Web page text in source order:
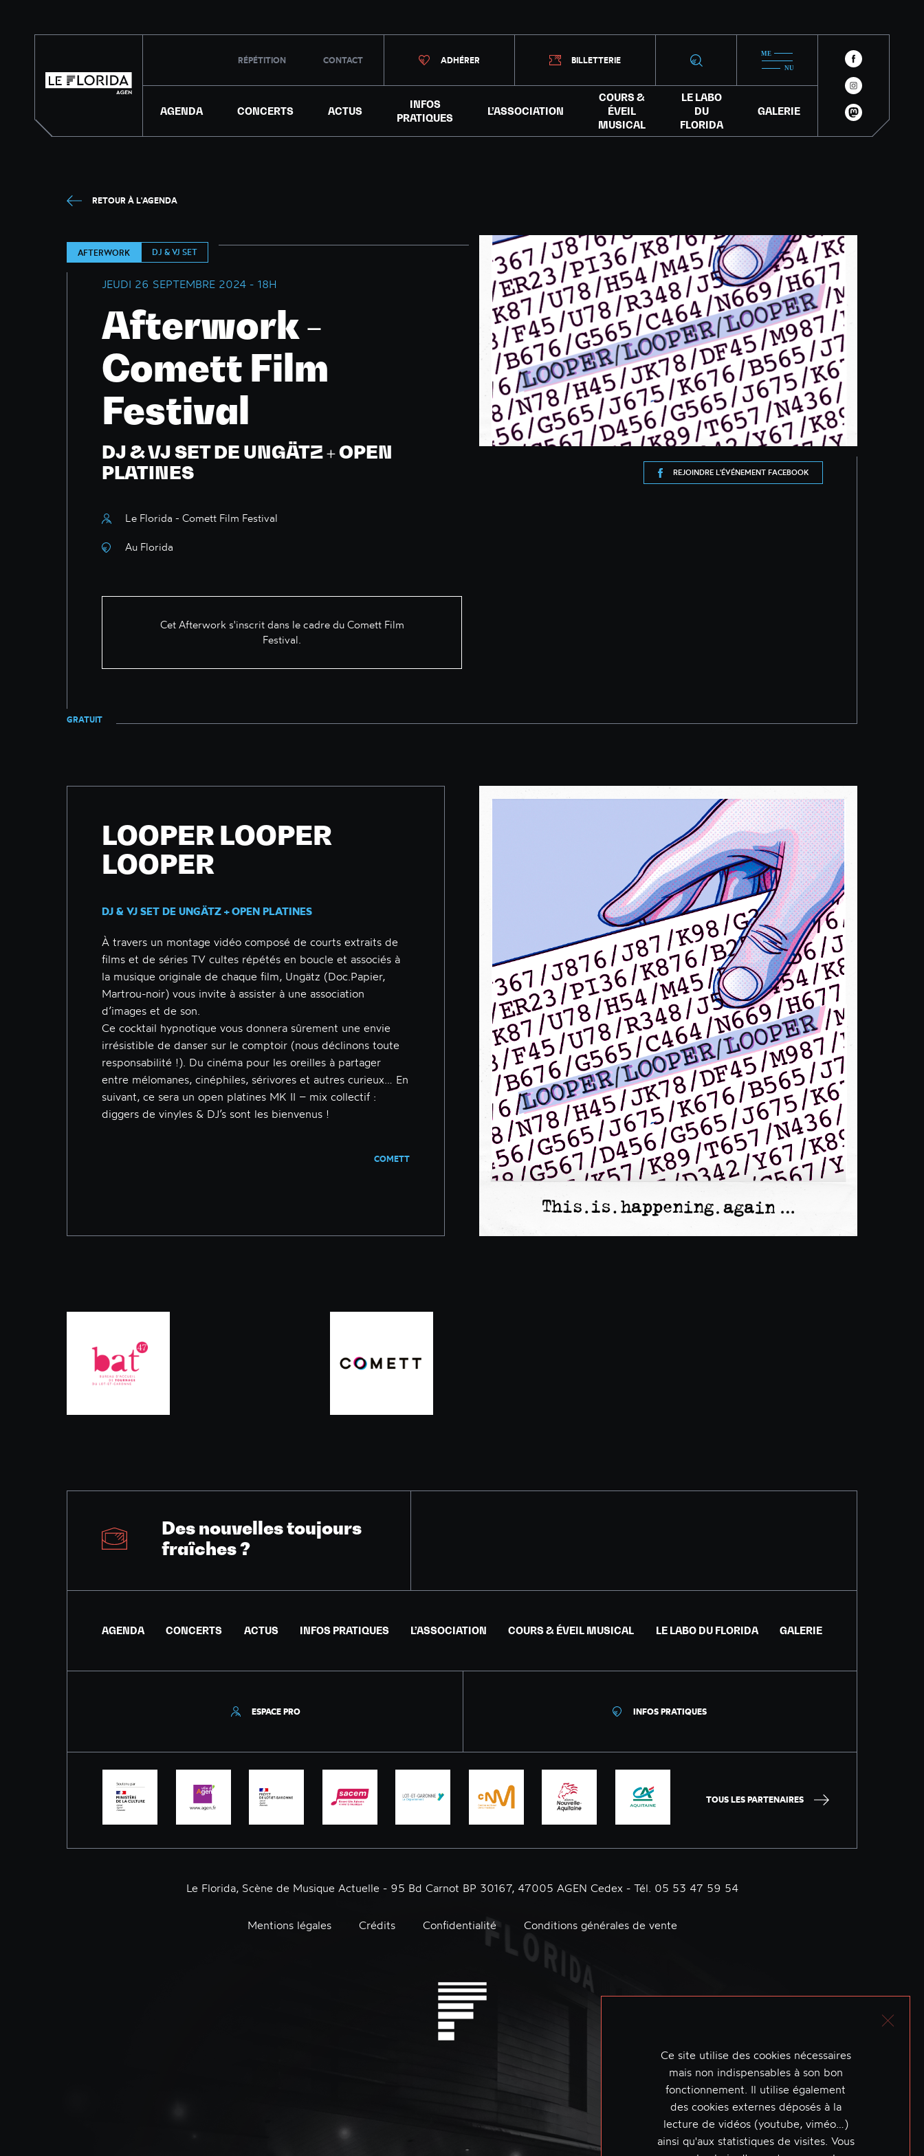
RÉPÉTITION CONTACT ADHÉRER BILLETTERIE
AGENDA CONCERTS ACTUS
INFOS
PRATIQUES
L’ASSOCIATION
COURS &
ÉVEIL
MUSICAL
LE LABO
DU
FLORIDA
GALERIE
RETOUR À L'AGENDA
AFTERWORK DJ & VJ SET
REJOINDRE L'ÉVÉNEMENT FACEBOOK
JEUDI 26 SEPTEMBRE 2024 - 18H
Afterwork -
Comett Film
Festival
DJ & VJ SET DE UNGÄTZ + OPEN
PLATINES
Le Florida - Comett Film Festival
Au Florida
Cet Afterwork s'inscrit dans le cadre du Comett Film
Festival.
GRATUIT
LOOPER LOOPER
LOOPER
DJ & VJ SET DE UNGÄTZ + OPEN PLATINES
À travers un montage vidéo composé de courts extraits de
films et de séries TV cultes répétés en boucle et associés à
la musique originale de chaque film, Ungätz (Doc.Papier,
Martrou-noir) vous invite à assister à une association
d’images et de son.
Ce cocktail hypnotique vous donnera sûrement une envie
irrésistible de danser sur le comptoir (nous déclinons toute
responsabilité !). Du cinéma pour les oreilles à partager
entre mélomanes, cinéphiles, sérivores et autres curieux… En
suivant, ce sera un open platines MK II – mix collectif :
diggers de vinyles & DJ’s sont les bienvenus !
COMETT
Des nouvelles toujours
fraîches ?
AGENDA CONCERTS ACTUS INFOS PRATIQUES L’ASSOCIATION COURS & ÉVEIL MUSICAL LE LABO DU FLORIDA GALERIE
ESPACE PRO INFOS PRATIQUES
TOUS LES PARTENAIRES
Le Florida, Scène de Musique Actuelle - 95 Bd Carnot BP 30167, 47005 AGEN Cedex - Tél. 05 53 47 59 54
Mentions légales Crédits Confidentialité Conditions générales de vente
Ce site utilise des cookies nécessaires
mais non indispensables à son bon
fonctionnement. Il utilise également
des cookies externes déposés à la
lecture de vidéos (youtube, viméo…)
ainsi qu'aux statistiques de visites. Vous